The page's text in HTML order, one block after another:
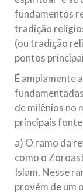
fundamentos
tradição
(ou tradição
pontos
É amplamente
de milênios no
principais
a) O ramo da
como o
Islam. Nesse
provém de um